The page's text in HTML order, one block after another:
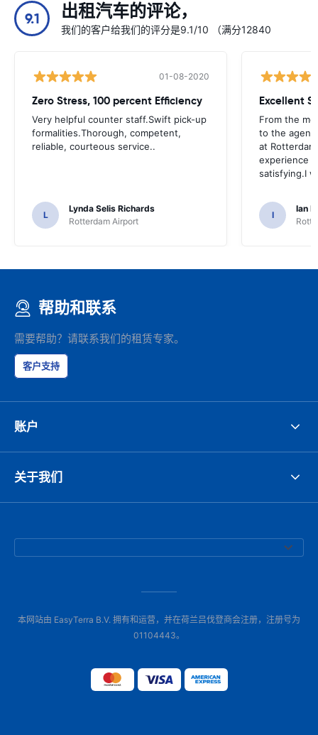
9.1 出租汽车的评论，
我们的客户给我们的评分是9.1/10 （满分12840
01-08-2020
Zero Stress, 100 percent Efficiency
Very helpful counter staff.Swift pick-up
formalities.Thorough, competent,
reliable, courteous service..
L
Lynda Selis Richards
Rotterdam Airport
Excellent
From the
to the agent
at
experience
satisfying.I
I
Ian
帮助和联系
需要帮助？请联系我们的租赁专家。
客户支持
账户
关于我们
本网站由 EasyTerra B.V. 拥有和运营，并在荷兰吕伐登商会注册，注册号为
01104443。